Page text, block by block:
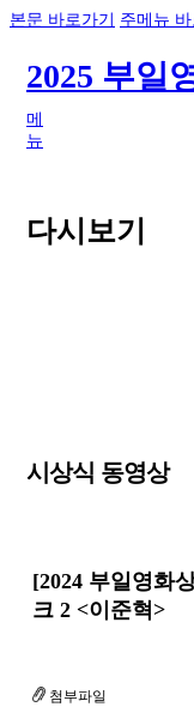
본문 바로가기 주메뉴 바
2025 부일
메
뉴
다시보기
시상식 동영상
[2024 부일영화
크 2 <이준혁>
첨부파일